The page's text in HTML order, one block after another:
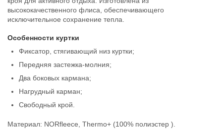
высококачественного флиса, обеспечивающего
исключительное сохранение тепла.
Особенности куртки
Фиксатор, стягивающий низ куртки;
Передняя застежка-молния;
Два боковых кармана;
Нагрудный карман;
Свободный крой.
Материал: NORfleece, Thermo+ (100% полиэстер ).